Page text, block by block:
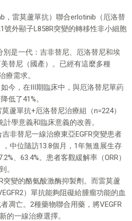
，雷莫蘆單抗）聯合erlotinib（厄洛替
號外顯子L858R突變的轉移性非小細胞
別是一代：吉非替尼、厄洛替尼和埃
替尼（國產）。已經有這麼多種
療需求。
今，在III期臨床中，與厄洛替尼單葯
低了41%。
蘆單抗+厄洛替尼治療組（n=224）
學意義和臨床意義的改善。
非替尼一線治療東亞EGFR突變患者
中位隨訪13.8個月，1年無進展生存
、63.4%。患者客觀緩解率（ORR）
。
突變的酪氨酸激酶抑製劑。而雷莫蘆
）單抗能夠阻礙給腫瘤功能的血
凋亡。2種藥物聯合用藥，將VEGFR
的一線治療選擇。